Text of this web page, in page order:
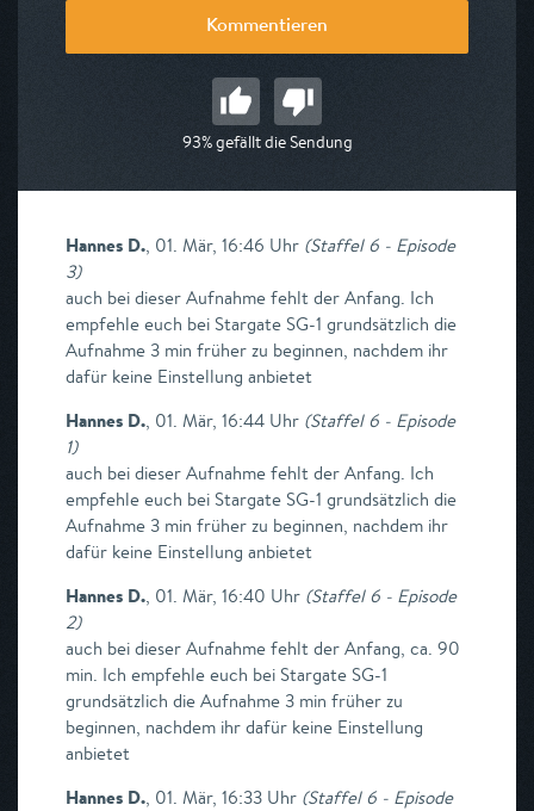
Kommentieren
93% gefällt die Sendung
Hannes D., 01. Mär, 16:46 Uhr (Staffel 6 - Episode
3)
auch bei dieser Aufnahme fehlt der Anfang. Ich
empfehle euch bei Stargate SG-1 grundsätzlich die
Aufnahme 3 min früher zu beginnen, nachdem ihr
dafür keine Einstellung anbietet
Hannes D., 01. Mär, 16:44 Uhr (Staffel 6 - Episode
1)
auch bei dieser Aufnahme fehlt der Anfang. Ich
empfehle euch bei Stargate SG-1 grundsätzlich die
Aufnahme 3 min früher zu beginnen, nachdem ihr
dafür keine Einstellung anbietet
Hannes D., 01. Mär, 16:40 Uhr (Staffel 6 - Episode
2)
auch bei dieser Aufnahme fehlt der Anfang, ca. 90
min. Ich empfehle euch bei Stargate SG-1
grundsätzlich die Aufnahme 3 min früher zu
beginnen, nachdem ihr dafür keine Einstellung
anbietet
Hannes D., 01. Mär, 16:33 Uhr (Staffel 6 - Episode